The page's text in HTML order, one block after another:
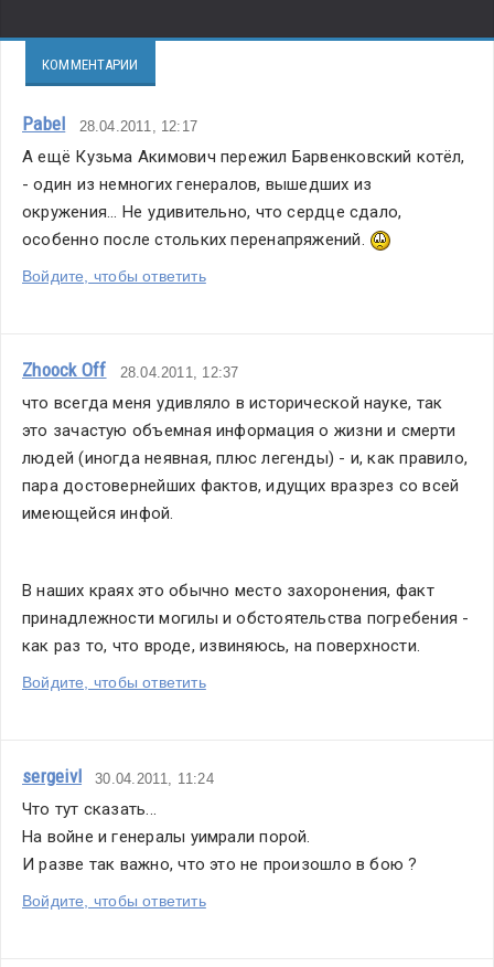
КОММЕНТАРИИ
Pabel 28.04.2011, 12:17
А ещё Кузьма Акимович пережил Барвенковский котёл,
- один из немногих генералов, вышедших из
окружения... Не удивительно, что сердце сдало,
особенно после стольких перенапряжений.
Войдите, чтобы ответить
Zhoock Off 28.04.2011, 12:37
что всегда меня удивляло в исторической науке, так
это зачастую объемная информация о жизни и смерти
людей (иногда неявная, плюс легенды) - и, как правило,
пара достовернейших фактов, идущих вразрез со всей
имеющейся инфой.
В наших краях это обычно место захоронения, факт
принадлежности могилы и обстоятельства погребения -
как раз то, что вроде, извиняюсь, на поверхности.
Войдите, чтобы ответить
sergeivl 30.04.2011, 11:24
Что тут сказать...
На войне и генералы уимрали порой.
И разве так важно, что это не произошло в бою ?
Войдите, чтобы ответить